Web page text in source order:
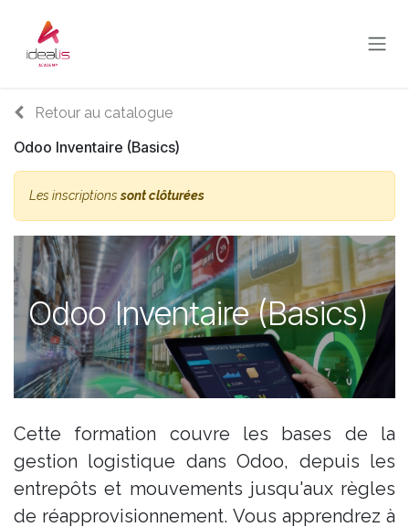
Retour au catalogue
Odoo Inventaire (Basics)
Les inscriptionssont clôturées
Odoo Inventaire (Basics)
Cette formation couvre les bases de la
gestion logistique dans Odoo, depuis les
entrepôts et mouvements jusqu'aux règles
de réapprovisionnement. Vous apprendrez à